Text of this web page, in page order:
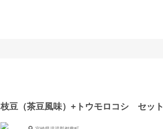
枝豆（茶豆風味）+トウモロコシ セット